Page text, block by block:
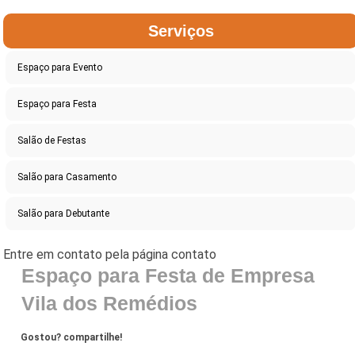
Serviços
Espaço para Evento
Espaço para Festa
Salão de Festas
Salão para Casamento
Salão para Debutante
Espaço para Festa de Empresa
Vila dos Remédios
Gostou? compartilhe!